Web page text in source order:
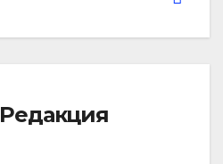
Редакция